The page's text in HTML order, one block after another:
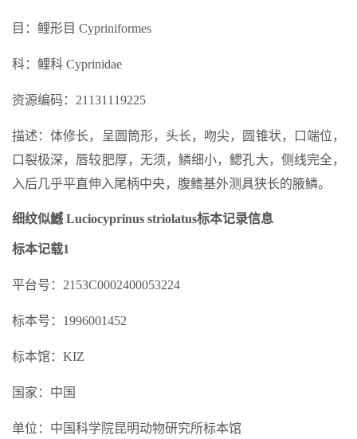
目：鲤形目 Cypriniformes
科：鲤科 Cyprinidae
资源编码：21131119225
描述：体修长，呈圆筒形，头长，吻尖，圆锥状，口端位，
口裂极深，唇较肥厚，无须，鳞细小，鳃孔大，侧线完全，
入后几乎平直伸入尾柄中央，腹鳍基外测具狭长的腋鳞。
细纹似鱤 Luciocyprinus striolatus标本记录信息
标本记载1
平台号：2153C0002400053224
标本号：1996001452
标本馆：KIZ
国家：中国
单位：中国科学院昆明动物研究所标本馆